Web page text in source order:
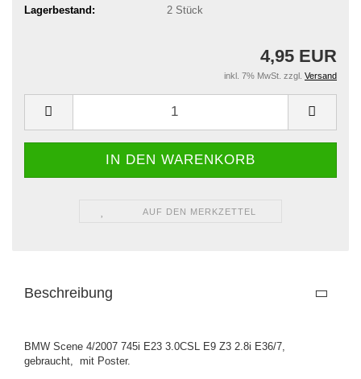
Lagerbestand:
2 Stück
4,95 EUR
inkl. 7% MwSt. zzgl. Versand
AUF DEN MERKZETTEL
Beschreibung
BMW Scene 4/2007 745i E23 3.0CSL E9 Z3 2.8i E36/7,
gebraucht, mit Poster.